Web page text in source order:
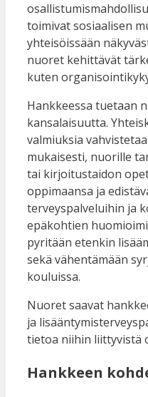
toimivat sosiaalisen
yhteisöissään
nuoret kehittävät
kuten
Hankkeessa tuetaan
kansalaisuutta.
valmiuksia
mukaisesti, nuorille
tai kirjoitustaidon
oppimaansa ja
terveyspalveluihin ja
epäkohtien
pyritään etenkin
sekä vähentämään
kouluissa.
Nuoret saavat
ja
tietoa niihin liittyvistä
Hankkeen